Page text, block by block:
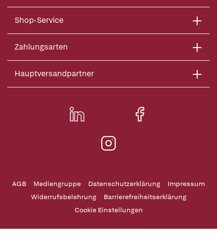
Shop-Service
Zahlungsarten
Hauptversandpartner
AGB Mediengruppe Datenschutzerklärung
Impressum
Widerrufsbelehrung
Barrierefreiheitserklärung
Cookie Einstellungen